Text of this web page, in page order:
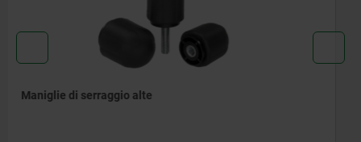
Pomelli a croce simili a DIN 6335, elementi in acciaio